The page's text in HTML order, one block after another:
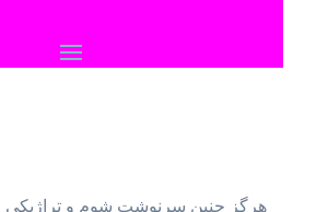
هرگز چنین سرنوشت شوم و تراژیکی